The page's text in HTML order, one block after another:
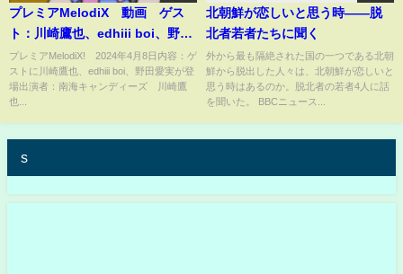
プレミアMelodiX 動画 ゲス
ト：川崎鷹也、edhiii boi、野田
愛実 4月8日
プレミアMelodiX! 2024年4月8日内容：ゲ
ストに川崎鷹也、edhiii boi、野田愛実が登
場出演者：南海キャンディーズ 川崎鷹
也...
北朝鮮が恋しいと思う時――脱
北者若者たちに聞く
外から最も隔絶された国の一つである北朝
鮮から脱出した人々は、北朝鮮が恋しいと
思う時はあるのか。脱北者の若者4人に話
を聞いた。 BBCニュース...
s